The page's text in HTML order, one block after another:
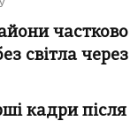
частково
світла
кадри